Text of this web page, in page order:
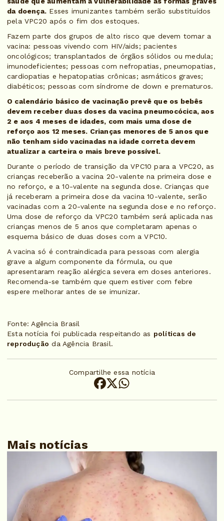
da doença. Esses imunizantes também serão substituídos
pela VPC20 após o fim dos estoques.
Fazem parte dos grupos de alto risco que devem tomar a
vacina: pessoas vivendo com HIV/aids; pacientes
oncológicos; transplantados de órgãos sólidos ou medula;
imunodeficientes; pessoas com nefropatias, pneumopatias,
cardiopatias e hepatopatias crônicas; asmáticos graves;
diabéticos; pessoas com síndrome de down e prematuros.
O calendário básico de vacinação prevê que os bebês
devem receber duas doses da vacina pneumocócica, aos
2 e aos 4 meses de idades, com mais uma dose de
reforço aos 12 meses. Crianças menores de 5 anos que
não tenham sido vacinadas na idade correta devem
atualizar a carteira o mais breve possível.
Durante o período de transição da VPC10 para a VPC20, as
crianças receberão a vacina 20-valente na primeira dose e
no reforço, e a 10-valente na segunda dose. Crianças que
já receberam a primeira dose da vacina 10-valente, serão
vacinadas com a 20-valente na segunda dose e no reforço.
Uma dose de reforço da VPC20 também será aplicada nas
crianças menos de 5 anos que completaram apenas o
esquema básico de duas doses com a VPC10.
A vacina só é contraindicada para pessoas com alergia
grave a algum componente da fórmula, ou que
apresentaram reação alérgica severa em doses anteriores.
Recomenda-se também que quem estiver com febre
espere melhorar antes de se imunizar.
Fonte: Agência Brasil
Esta notícia foi publicada respeitando as políticas de
reprodução da Agência Brasil.
Compartilhe essa notícia
Mais notícias